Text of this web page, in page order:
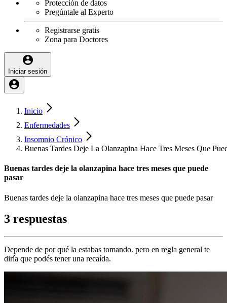
Protección de datos
Pregúntale al Experto
Registrarse gratis
Zona para Doctores
Iniciar sesión
Inicio
Enfermedades
Insomnio Crónico
Buenas Tardes Deje La Olanzapina Hace Tres Meses Que
Buenas tardes deje la olanzapina hace tres meses que puede
pasar
Buenas tardes deje la olanzapina hace tres meses que puede pasar
3 respuestas
Depende de por qué la estabas tomando. pero en regla general te
diría que podés tener una recaída.